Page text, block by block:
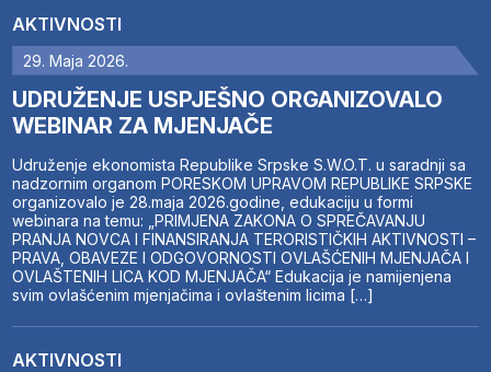
AKTIVNOSTI
29. Maja 2026.
UDRUŽENJE USPJEŠNO ORGANIZOVALO
WEBINAR ZA MJENJAČE
Udruženje ekonomista Republike Srpske S.W.O.T. u saradnji sa
nadzornim organom PORESKOM UPRAVOM REPUBLIKE SRPSKE
organizovalo je 28.maja 2026.godine, edukaciju u formi
webinara na temu: „PRIMJENA ZAKONA O SPREČAVANJU
PRANJA NOVCA I FINANSIRANJA TERORISTIČKIH AKTIVNOSTI –
PRAVA, OBAVEZE I ODGOVORNOSTI OVLAŠĆENIH MJENJAČA I
OVLAŠTENIH LICA KOD MJENJAČA“ Edukacija je namijenjena
svim ovlašćenim mjenjačima i ovlaštenim licima […]
AKTIVNOSTI